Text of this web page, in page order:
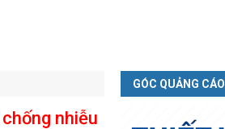
nhiễu
GÓC QUẢNG CÁO